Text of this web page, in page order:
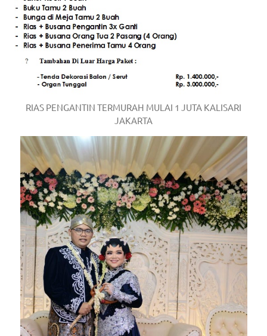
RIAS PENGANTIN TERMURAH MULAI 1 JUTA KALISARI
JAKARTA